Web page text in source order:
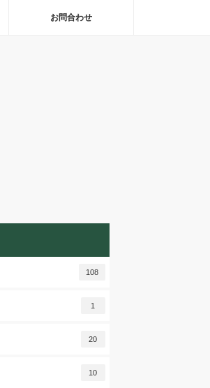
お問合わせ
108
1
20
10